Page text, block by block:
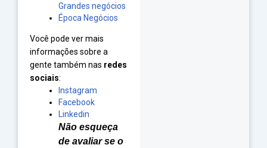
Grandes negócios
Época Negócios
Você pode ver mais
informações sobre a
gente também nas redes
sociais:
Instagram
Facebook
Linkedin
Não esqueça
de avaliar se o